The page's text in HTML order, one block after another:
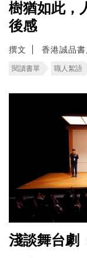
樹猶如此
後感
撰文 香港誠品書
閱讀書單 職人絮語
淺談舞台劇